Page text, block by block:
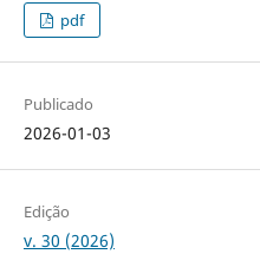
pdf
Publicado
2026-01-03
Edição
v. 30 (2026)